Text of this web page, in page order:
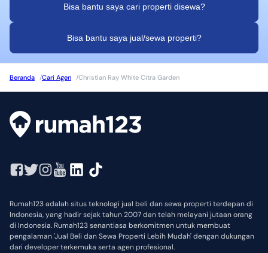
Bisa bantu saya cari properti disewa?
Bisa bantu saya jual/sewa properti?
Beranda /Cari Agen /Christian Ray White Citra Garden
Rumah123 adalah situs teknologi jual beli dan sewa properti terdepan di
Indonesia, yang hadir sejak tahun 2007 dan telah melayani jutaan orang
di Indonesia. Rumah123 senantiasa berkomitmen untuk membuat
pengalaman 'Jual Beli dan Sewa Properti Lebih Mudah' dengan dukungan
dari developer terkemuka serta agen profesional.